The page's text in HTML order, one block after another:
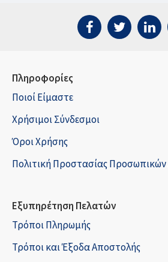
Πληροφορίες
Ποιοί Είμαστε
Χρήσιμοι Σύνδεσμοι
Όροι Χρήσης
Πολιτική Προστασίας
Εξυπηρέτηση Πελατών
Τρόποι Πληρωμής
Τρόποι και Έξοδα Αποστολής